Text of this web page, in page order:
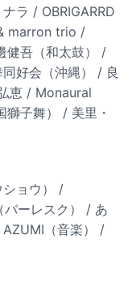
ラ / OBRIGARRD
marron trio /
健吾（和太鼓） /
好会（沖縄） / 良
恵 / Monaural
子舞） / 美里・
ショウ） /
バーレスク） / あ
（音楽） /